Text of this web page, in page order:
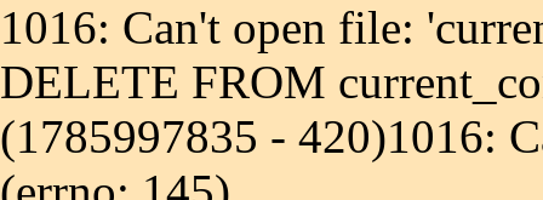
1016: Can't open file:
DELETE FROM
(1785997835 - 420)1016: